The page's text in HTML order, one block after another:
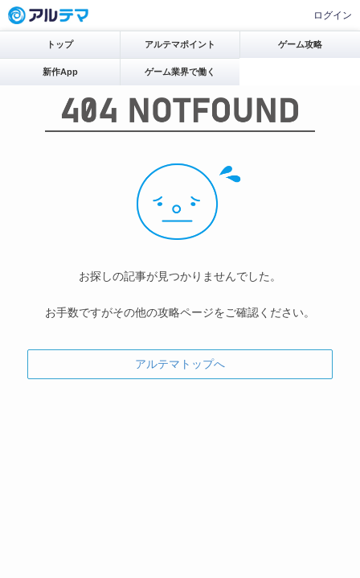
ログイン
トップ アルテマポイント ゲーム攻略
新作App ゲーム業界で働く
お探しの記事が見つかりませんでした。
お手数ですがその他の攻略ページをご確認ください。
アルテマトップへ